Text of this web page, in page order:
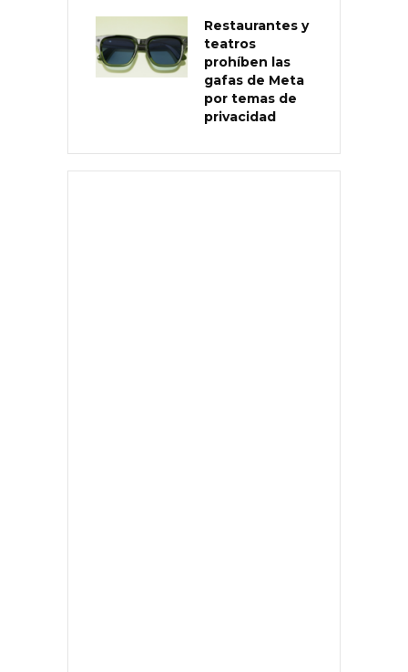
Restaurantes y
teatros
prohíben las
gafas de Meta
por temas de
privacidad